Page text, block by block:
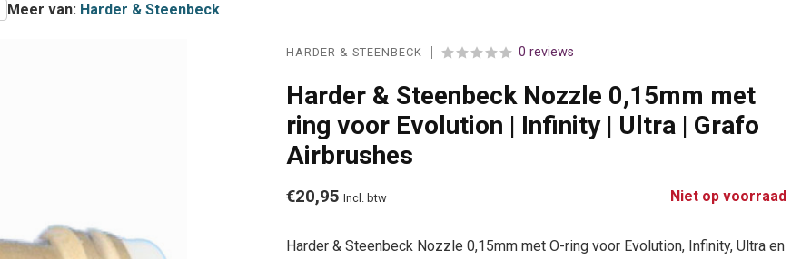
Meer van: Harder & Steenbeck
HARDER & STEENBECK 0 reviews
Harder & Steenbeck Nozzle 0,15mm met
ring voor Evolution | Infinity | Ultra | Grafo
Airbrushes
€20,95 Incl. btw Niet op voorraad
Harder & Steenbeck Nozzle 0,15mm met O-ring voor Evolution, Infinity, Ultra en